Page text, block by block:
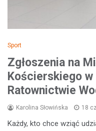
Sport
Zgłoszenia na
Kościerskiego w
Ratownictwie
Karolina Słowińska 18
Każdy, kto chce wziąć